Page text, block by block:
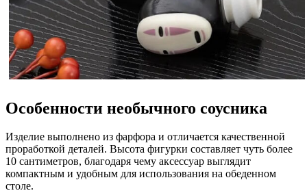
Особенности необычного соусника
Изделие выполнено из фарфора и отличается качественной
проработкой деталей. Высота фигурки составляет чуть более
10 сантиметров, благодаря чему аксессуар выглядит
компактным и удобным для использования на обеденном
столе.